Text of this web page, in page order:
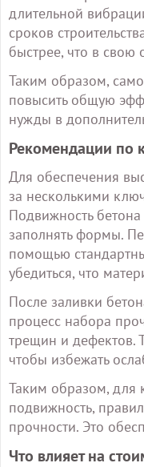
длительной
сроков
быстрее, что в свою
Таким образом,
повысить общую
нужды в
Рекомендации по
Для обеспечения
за несколькими
Подвижность
заполнять формы.
помощью
убедиться, что
После заливки
процесс набора
трещин и дефектов.
чтобы избежать
Таким образом, для
подвижность,
прочности. Это
Что влияет на